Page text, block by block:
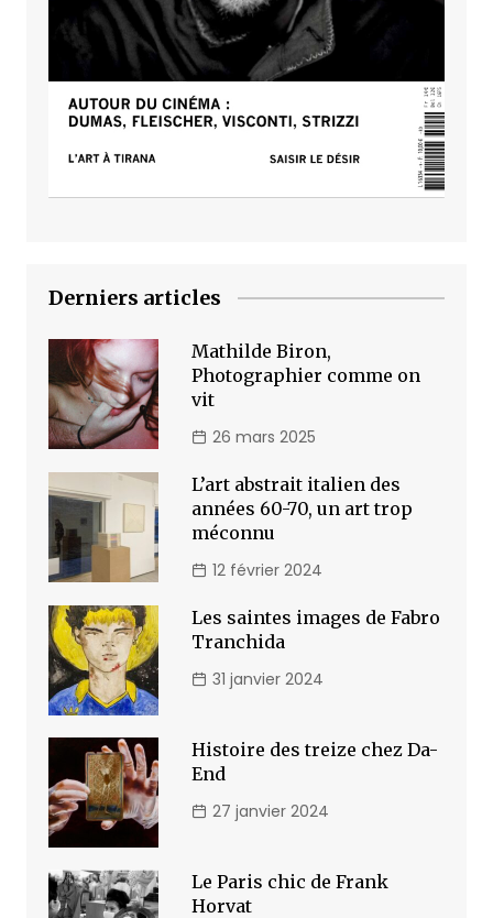
Derniers articles
Mathilde Biron,
Photographier comme on
vit
26 mars 2025
L’art abstrait italien des
années 60-70, un art trop
méconnu
12 février 2024
Les saintes images de Fabro
Tranchida
31 janvier 2024
Histoire des treize chez Da-
End
27 janvier 2024
Le Paris chic de Frank
Horvat